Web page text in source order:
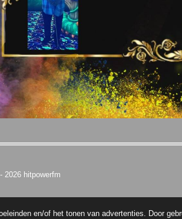
en/of het tonen van advertenties. Door
2026 hitpowerfm